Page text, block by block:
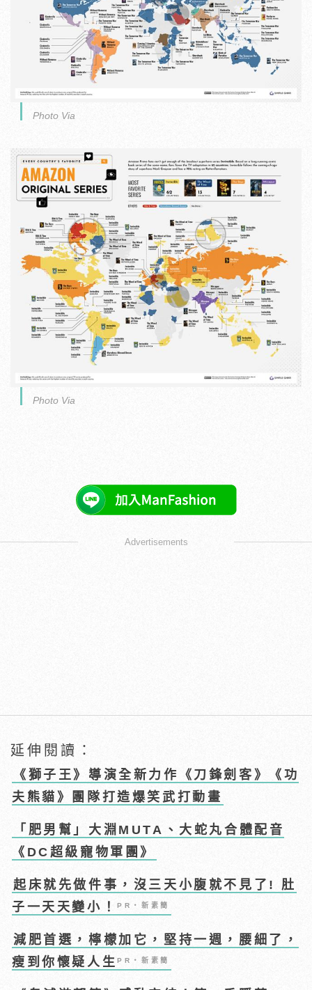
Photo Via
Photo Via
Advertisements
延伸閱讀：
《獅子王》導演全新力作《刀鋒劍客》《功
夫熊貓》團隊打造爆笑武打動畫
「肥男幫」大淵MUTA、大蛇丸合體配音
《DC超級寵物軍團》
起床就先做件事，沒三天小腹就不見了! 肚
子一天天變小！PR・新素簡
減肥首選，檸檬加它，堅持一週，腰細了，
瘦到你懷疑人生PR・新素簡